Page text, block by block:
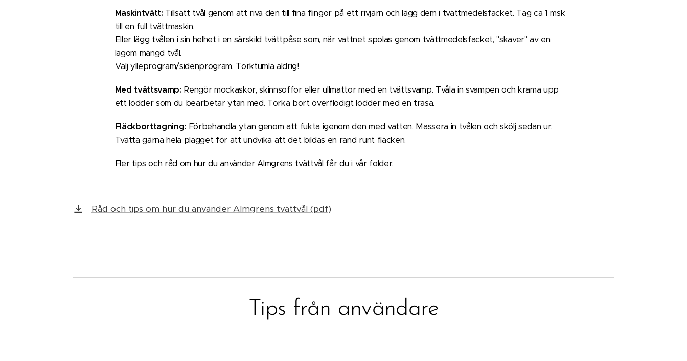
Maskintvätt: Tillsätt tvål genom att riva den till fina flingor på ett rivjärn och lägg dem i tvättmedelsfacket. Tag ca 1 msk
till en full tvättmaskin.
Eller lägg tvålen i sin helhet i en särskild tvättpåse som, när vattnet spolas genom tvättmedelsfacket, "skaver" av en
lagom mängd tvål.
Välj ylleprogram/sidenprogram. Torktumla aldrig!
Med tvättsvamp: Rengör mockaskor, skinnsoffor eller ullmattor med en tvättsvamp. Tvåla in svampen och krama upp
ett lödder som du bearbetar ytan med. Torka bort överflödigt lödder med en trasa.
Fläckborttagning: Förbehandla ytan genom att fukta igenom den med vatten. Massera in tvålen och skölj sedan ur.
Tvätta gärna hela plagget för att undvika att det bildas en rand runt fläcken.
Fler tips och råd om hur du använder Almgrens tvättvål får du i vår folder.
Råd och tips om hur du använder Almgrens tvättvål (pdf)
Tips från användare